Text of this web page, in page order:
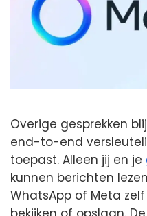
Overige gesprekken
end-to-end
toepast. Alleen jij en je
kunnen berichten
WhatsApp of Meta